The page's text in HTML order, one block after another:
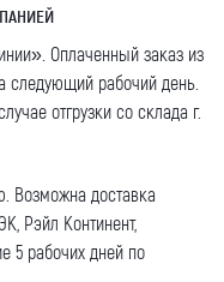
Оплаченный заказ из
следующий рабочий день.
отгрузки со склада г.
Возможна доставка
Рэйл Континент,
5 рабочих дней по